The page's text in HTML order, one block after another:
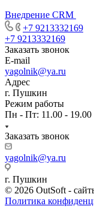
Внедрение CRM
+7 9213332169
+7 9213332169
Заказать звонок
E-mail
yagolnik@ya.ru
Адрес
г. Пушкин
Режим работы
Пн - Пт: 11.00 - 19.00
Заказать звонок
yagolnik@ya.ru
г. Пушкин
© 2026 OutSoft -
Политика